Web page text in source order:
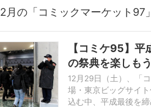
月の「コミックマーケット97
【コミケ95】
の祭典を楽しもう
12月29日（土）、「
場・東京ビッグサイ
込む中、平成最後を